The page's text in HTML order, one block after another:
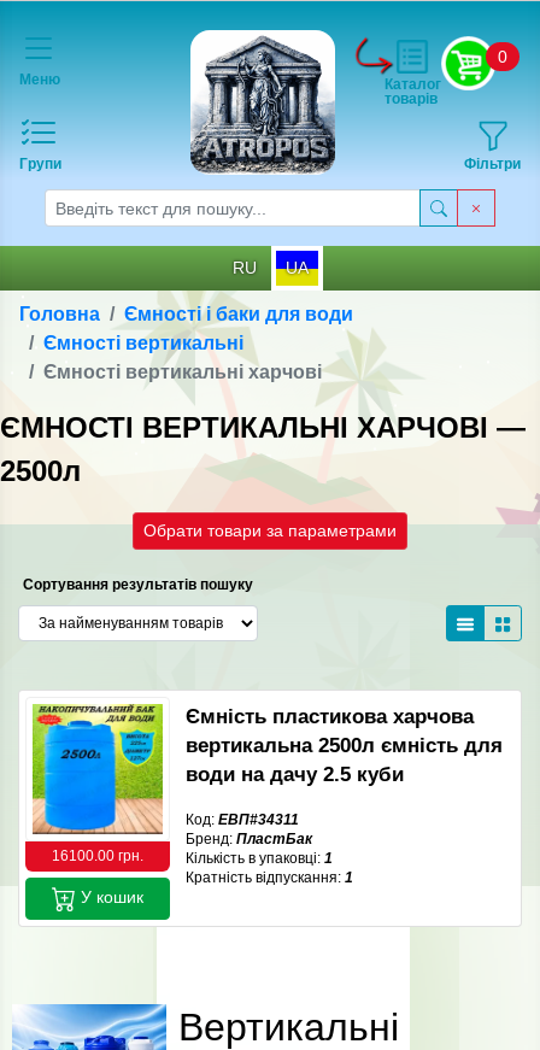
Меню
Групи
0
Фільтри
Каталог
товарів
RU UA
Головна
Ємності і баки для води
Ємності вертикальні
Ємності вертикальні харчові
ЄМНОСТІ ВЕРТИКАЛЬНІ ХАРЧОВІ —
2500л
Обрати товари за параметрами
Сортування результатів пошуку
16100.00 грн.
Ємність пластикова харчова
вертикальна 2500л ємність для
води на дачу 2.5 куби
Код: ЕВП#34311
Бренд: ПластБак
Кількість в упаковці: 1
Кратність відпускання: 1
У кошик
Вертикальні